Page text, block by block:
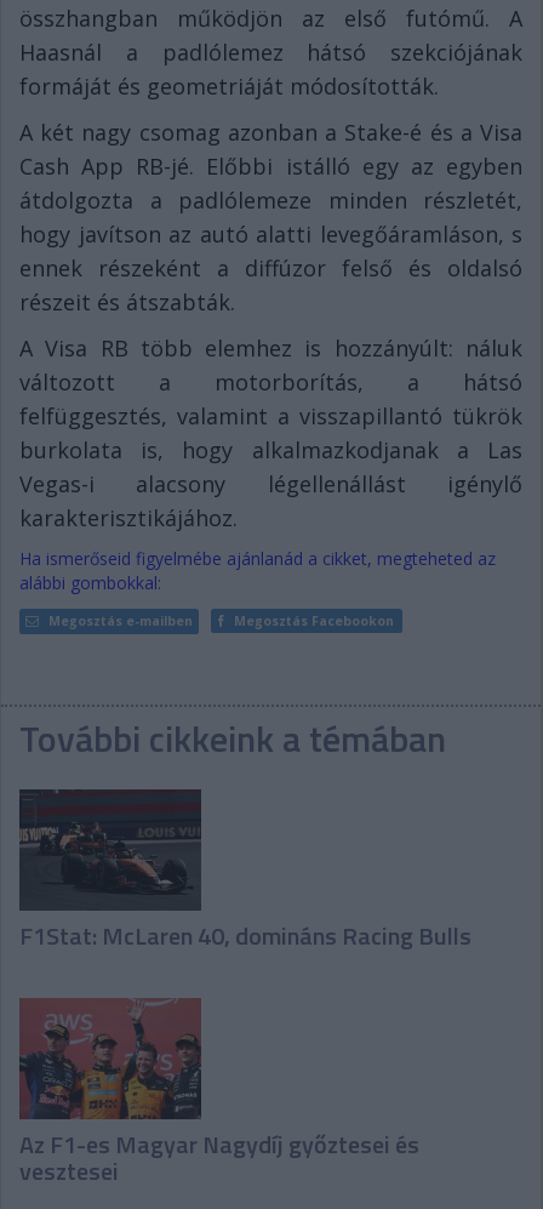
összhangban működjön az első futómű. A
Haasnál a padlólemez hátsó szekciójának
formáját és geometriáját módosították.
A két nagy csomag azonban a Stake-é és a Visa
Cash App RB-jé. Előbbi istálló egy az egyben
átdolgozta a padlólemeze minden részletét,
hogy javítson az autó alatti levegőáramláson, s
ennek részeként a diffúzor felső és oldalsó
részeit és átszabták.
A Visa RB több elemhez is hozzányúlt: náluk
változott a motorborítás, a hátsó
felfüggesztés, valamint a visszapillantó tükrök
burkolata is, hogy alkalmazkodjanak a Las
Vegas-i alacsony légellenállást igénylő
karakterisztikájához.
Ha ismerőseid figyelmébe ajánlanád a cikket, megteheted az
alábbi gombokkal:
Megosztás e-mailben Megosztás Facebookon
További cikkeink a témában
F1Stat: McLaren 40, domináns Racing Bulls
Az F1-es Magyar Nagydíj győztesei és
vesztesei